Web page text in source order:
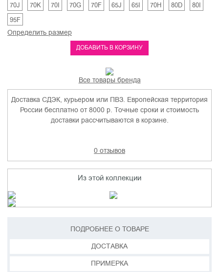
70J
70K 70I 70G 70F 65J 65I 70H 80D
80I
95F
Определить размер
ДОБАВИТЬ В КОРЗИНУ
Все товары бренда
Доставка СДЭК, курьером или ПВЗ. Европейская территория
России бесплатно от 8000 р. Точные сроки и стоимость
доставки рассчитываются в корзине.
0 отзывов
Из этой коллекции
ПОДРОБНЕЕ О ТОВАРЕ
ДОСТАВКА
ПРИМЕРКА